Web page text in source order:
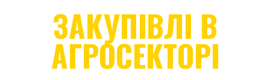
ЗАКУПІВЛІ В
АГРОСЕКТОРІ